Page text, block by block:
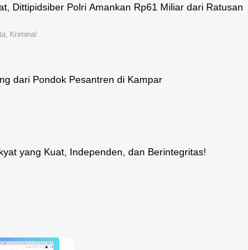
Dittipidsiber Polri Amankan Rp61 Miliar dari Ratusan
Kriminal
dari Pondok Pesantren di Kampar
yang Kuat, Independen, dan Berintegritas!